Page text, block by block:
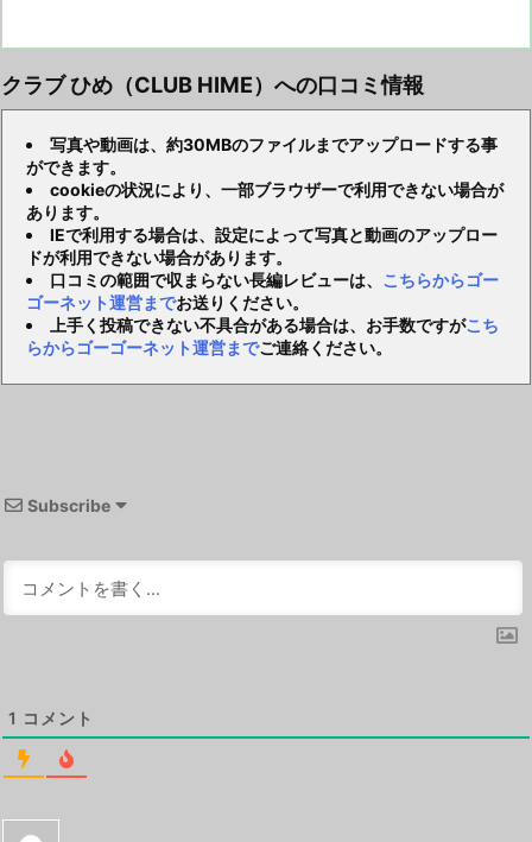
クラブ ひめ（CLUB HIME）への口コミ情報
写真や動画は、約30MBのファイルまでアップロードする事
ができます。
cookieの状況により、一部ブラウザーで利用できない場合が
あります。
IEで利用する場合は、設定によって写真と動画のアップロー
ドが利用できない場合があります。
口コミの範囲で収まらない長編レビューは、 こちらからゴー
ゴーネット運営までお送りください。
上手く投稿できない不具合がある場合は、お手数ですがこち
らからゴーゴーネット運営までご連絡ください。
Subscribe
1 コメント